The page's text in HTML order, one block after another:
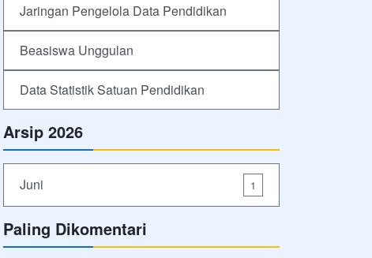
Jaringan Pengelola Data Pendidikan
Beasiswa Unggulan
Data Statistik Satuan Pendidikan
Arsip 2026
Juni 1
Paling Dikomentari